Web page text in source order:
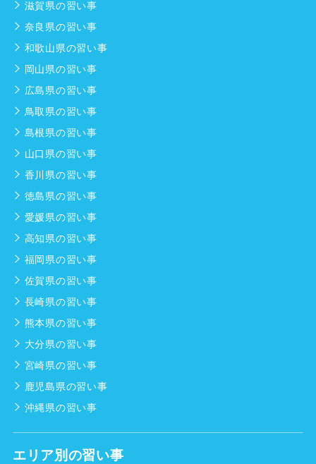
滋賀県の習い事
奈良県の習い事
和歌山県の習い事
岡山県の習い事
広島県の習い事
鳥取県の習い事
島根県の習い事
山口県の習い事
香川県の習い事
徳島県の習い事
愛媛県の習い事
高知県の習い事
福岡県の習い事
佐賀県の習い事
長崎県の習い事
熊本県の習い事
大分県の習い事
宮崎県の習い事
鹿児島県の習い事
沖縄県の習い事
エリア別の習い事